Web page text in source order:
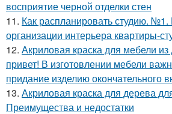
восприятие черной отделки стен
11. Как распланировать студию.
организации интерьера квартиры-
12. Акриловая краска для мебели
привет! В изготовлении мебели
придание изделию окончательного
13. Акриловая краска для дерева
Преимущества и недостатки